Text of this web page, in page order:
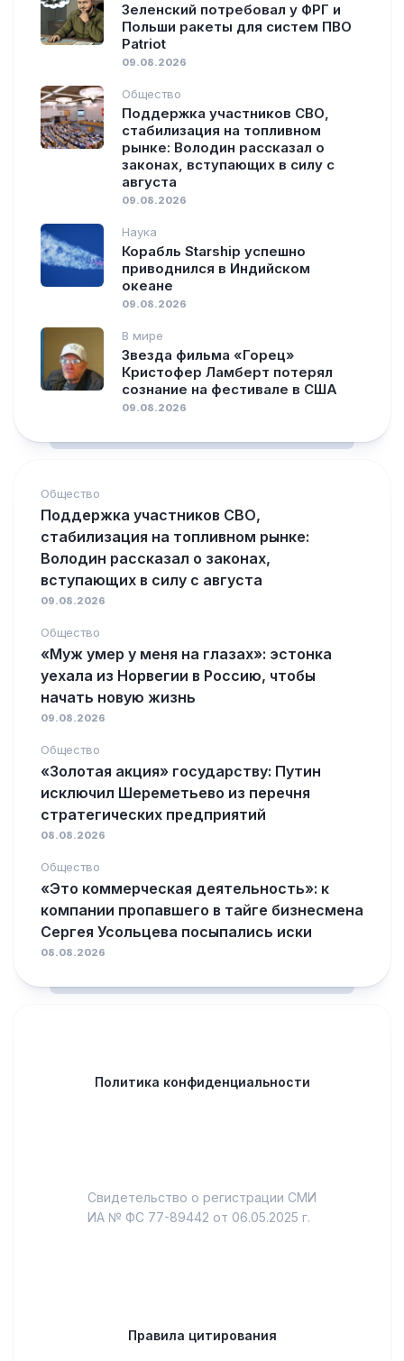
Зеленский потребовал у ФРГ и
Польши ракеты для систем ПВО
Patriot
09.08.2026
Общество
Поддержка участников СВО,
стабилизация на топливном
рынке: Володин рассказал о
законах, вступающих в силу с
августа
09.08.2026
Наука
Корабль Starship успешно
приводнился в Индийском
океане
09.08.2026
В мире
Звезда фильма «Горец»
Кристофер Ламберт потерял
сознание на фестивале в США
09.08.2026
Общество
Поддержка участников СВО,
стабилизация на топливном рынке:
Володин рассказал о законах,
вступающих в силу с августа
09.08.2026
Общество
«Муж умер у меня на глазах»: эстонка
уехала из Норвегии в Россию, чтобы
начать новую жизнь
09.08.2026
Общество
«Золотая акция» государству: Путин
исключил Шереметьево из перечня
стратегических предприятий
08.08.2026
Общество
«Это коммерческая деятельность»: к
компании пропавшего в тайге бизнесмена
Сергея Усольцева посыпались иски
08.08.2026
Политика конфиденциальности
Свидетельство о регистрации СМИ
ИА № ФС 77-89442 от 06.05.2025 г.
Правила цитирования